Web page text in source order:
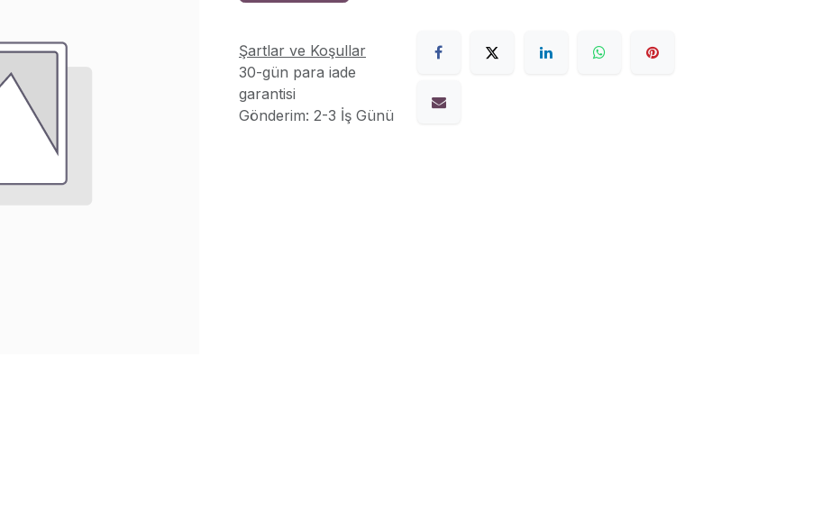
Şartlar ve Koşullar
30-gün para iade
garantisi
Gönderim: 2-3 İş Günü